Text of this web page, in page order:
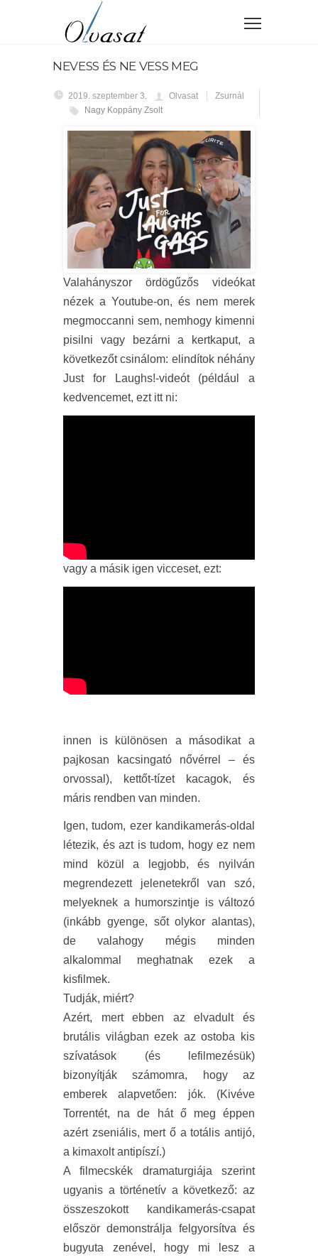
NEVESS ÉS NE VESS MEG
2019. szeptember 3. Olvasat
Zsurnál
Nagy Koppány Zsolt
Valahányszor ördögűzős videókat
nézek a Youtube-on, és nem merek
megmoccanni sem, nemhogy kimenni
pisilni vagy bezárni a kertkaput, a
következőt csinálom: elindítok néhány
Just for Laughs!-videót (például a
kedvencemet, ezt itt ni:
vagy a másik igen vicceset, ezt:
innen is különösen a másodikat a
pajkosan kacsingató nővérrel – és
orvossal), kettőt-tízet kacagok, és
máris rendben van minden.
Igen, tudom, ezer kandikamerás-oldal
létezik, és azt is tudom, hogy ez nem
mind közül a legjobb, és nyilván
megrendezett jelenetekről van szó,
melyeknek a humorszintje is változó
(inkább gyenge, sőt olykor alantas),
de valahogy mégis minden
alkalommal meghatnak ezek a
kisfilmek.
Tudják, miért?
Azért, mert ebben az elvadult és
brutális világban ezek az ostoba kis
szívatások (és lefilmezésük)
bizonyítják számomra, hogy az
emberek alapvetően: jók. (Kivéve
Torrentét, na de hát ő meg éppen
azért zseniális, mert ő a totális antijó,
a kimaxolt antipíszí.)
A filmecskék dramaturgiája szerint
ugyanis a történetív a következő: az
összeszokott kandikamerás-csapat
először demonstrálja felgyorsítva és
bugyuta zenével, hogy mi lesz a